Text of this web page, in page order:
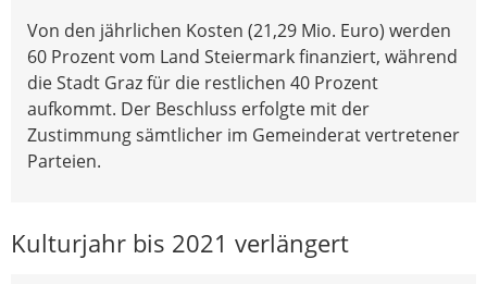
Von den jährlichen Kosten (21,29 Mio. Euro) werden
60 Prozent vom Land Steiermark finanziert, während
die Stadt Graz für die restlichen 40 Prozent
aufkommt. Der Beschluss erfolgte mit der
Zustimmung sämtlicher im Gemeinderat vertretener
Parteien.
Kulturjahr bis 2021 verlängert